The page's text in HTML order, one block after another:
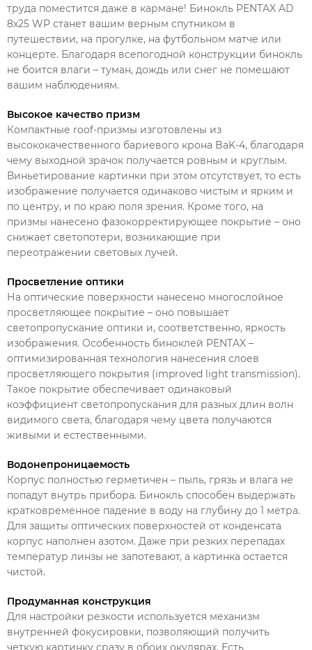
труда поместится даже в кармане! Бинокль PENTAX AD
8x25 WP станет вашим верным спутником в
путешествии, на прогулке, на футбольном матче или
концерте. Благодаря всепогодной конструкции бинокль
не боится влаги – туман, дождь или снег не помешают
вашим наблюдениям.
Высокое качество призм
Компактные roof-призмы изготовлены из
высококачественного бариевого крона BaK-4, благодаря
чему выходной зрачок получается ровным и круглым.
Виньетирование картинки при этом отсутствует, то есть
изображение получается одинаково чистым и ярким и
по центру, и по краю поля зрения. Кроме того, на
призмы нанесено фазокорректирующее покрытие – оно
снижает светопотери, возникающие при
переотражении световых лучей.
Просветление оптики
На оптические поверхности нанесено многослойное
просветляющее покрытие – оно повышает
светопропускание оптики и, соответственно, яркость
изображения. Особенность биноклей PENTAX –
оптимизированная технология нанесения слоев
просветляющего покрытия (improved light transmission).
Такое покрытие обеспечивает одинаковый
коэффициент светопропускания для разных длин волн
видимого света, благодаря чему цвета получаются
живыми и естественными.
Водонепроницаемость
Корпус полностью герметичен – пыль, грязь и влага не
попадут внутрь прибора. Бинокль способен выдержать
кратковременное падение в воду на глубину до 1 метра.
Для защиты оптических поверхностей от конденсата
корпус наполнен азотом. Даже при резких перепадах
температур линзы не запотевают, а картинка остается
чистой.
Продуманная конструкция
Для настройки резкости используется механизм
внутренней фокусировки, позволяющий получить
четкую картинку сразу в обоих окулярах. Есть